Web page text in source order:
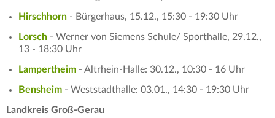
Hirschhorn - Bürgerhaus, 15.12., 15:30 - 19:30 Uhr
Lorsch - Werner von Siemens Schule/ Sporthalle, 29.12.,
13 - 18:30 Uhr
Lampertheim - Altrhein-Halle: 30.12., 10:30 - 16 Uhr
Bensheim - Weststadthalle: 03.01., 14:30 - 19:30 Uhr
Landkreis Groß-Gerau